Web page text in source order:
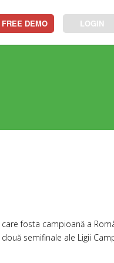
FREE DEMO LOGIN
fosta campioană a
semifinale ale Ligii